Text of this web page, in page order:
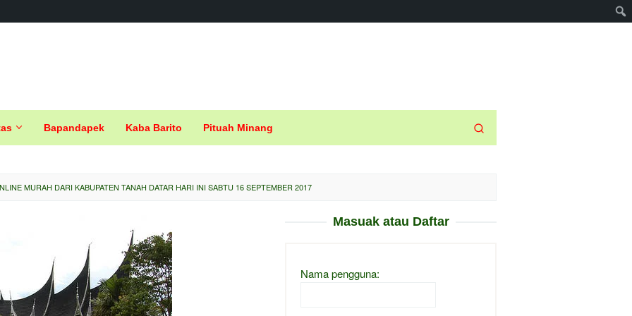
Bapandapek Kaba Barito Pituah Minang
MURAH DARI KABUPATEN TANAH DATAR HARI INI SABTU 16 SEPTEMBER 2017
Masuak atau Daftar
Nama pengguna: